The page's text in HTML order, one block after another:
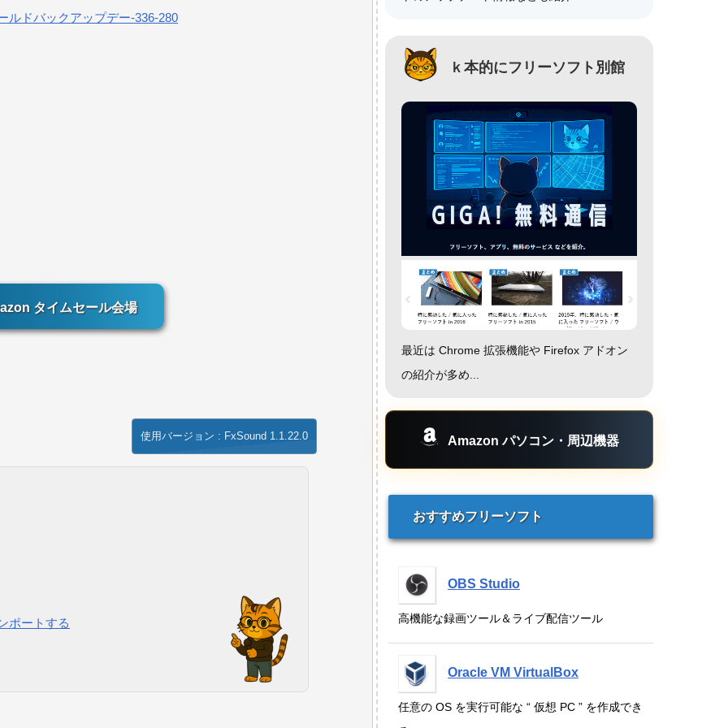
タイムセール会場
使用バージョン : FxSound 1.1.22.0
ポートする
ｋ本的にフリーソフト別館
最近は Chrome 拡張機能や Firefox アドオン
の紹介が多め...
Amazon パソコン・周辺機器
おすすめフリーソフト
OBS Studio
高機能な録画ツール＆ライブ配信ツール
Oracle VM VirtualBox
任意の OS を実行可能な “ 仮想 PC ” を作成でき